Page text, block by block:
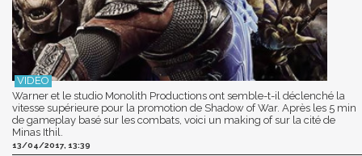
Warner et le studio Monolith Productions ont semble-t-il déclenché la
vitesse supérieure pour la promotion de Shadow of War. Après les 5 min
de gameplay basé sur les combats, voici un making of sur la cité de
Minas Ithil.
13/04/2017, 13:39